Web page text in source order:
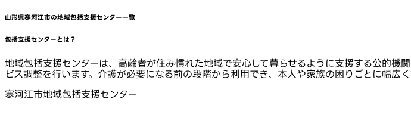
山形県寒河江市の地域包括支援センター一覧
包括支援センターとは？
地域包括支援センターは、高齢者が住み慣れた地域で安心して暮らせるように支援する公的
ビス調整を行います。介護が必要になる前の段階から利用でき、本人や家族の困りごとに幅広
寒河江市地域包括支援センター